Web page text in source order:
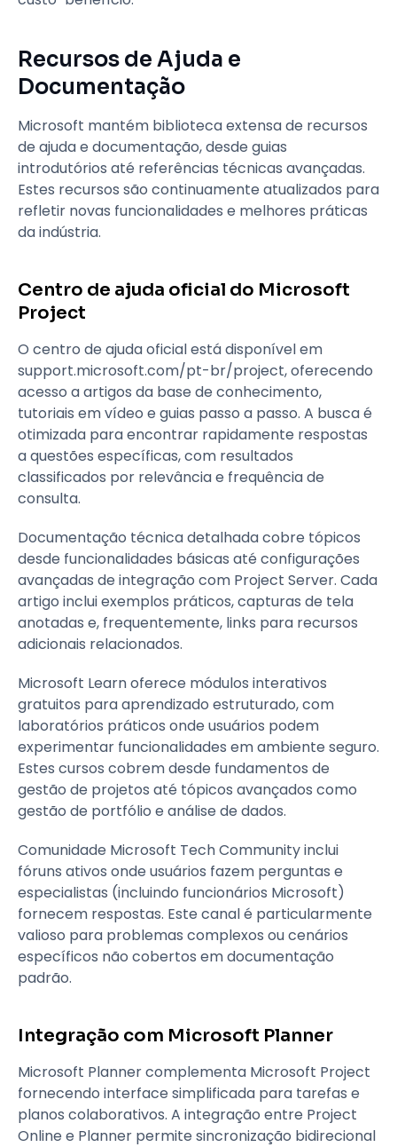
Recursos de Ajuda e
Documentação
Microsoft mantém biblioteca extensa de recursos
de ajuda e documentação, desde guias
introdutórios até referências técnicas avançadas.
Estes recursos são continuamente atualizados para
refletir novas funcionalidades e melhores práticas
da indústria.
Centro de ajuda oficial do Microsoft
Project
O centro de ajuda oficial está disponível em
support.microsoft.com/pt-br/project, oferecendo
acesso a artigos da base de conhecimento,
tutoriais em vídeo e guias passo a passo. A busca é
otimizada para encontrar rapidamente respostas
a questões específicas, com resultados
classificados por relevância e frequência de
consulta.
Documentação técnica detalhada cobre tópicos
desde funcionalidades básicas até configurações
avançadas de integração com Project Server. Cada
artigo inclui exemplos práticos, capturas de tela
anotadas e, frequentemente, links para recursos
adicionais relacionados.
Microsoft Learn oferece módulos interativos
gratuitos para aprendizado estruturado, com
laboratórios práticos onde usuários podem
experimentar funcionalidades em ambiente seguro.
Estes cursos cobrem desde fundamentos de
gestão de projetos até tópicos avançados como
gestão de portfólio e análise de dados.
Comunidade Microsoft Tech Community inclui
fóruns ativos onde usuários fazem perguntas e
especialistas (incluindo funcionários Microsoft)
fornecem respostas. Este canal é particularmente
valioso para problemas complexos ou cenários
específicos não cobertos em documentação
padrão.
Integração com Microsoft Planner
Microsoft Planner complementa Microsoft Project
fornecendo interface simplificada para tarefas e
planos colaborativos. A integração entre Project
Online e Planner permite sincronização bidirecional